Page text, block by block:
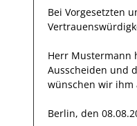
Bei Vorgesetzten
Herr Mustermann
Ausscheiden und
wünschen wir ihm
Berlin, den